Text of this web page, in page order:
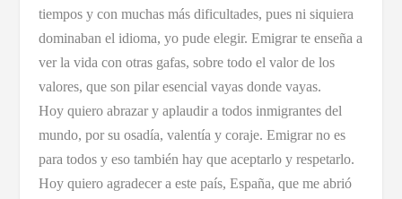
tiempos y con muchas más dificultades, pues ni siquiera
dominaban el idioma, yo pude elegir. Emigrar te enseña a
ver la vida con otras gafas, sobre todo el valor de los
valores, que son pilar esencial vayas donde vayas.
Hoy quiero abrazar y aplaudir a todos inmigrantes del
mundo, por su osadía, valentía y coraje. Emigrar no es
para todos y eso también hay que aceptarlo y respetarlo.
Hoy quiero agradecer a este país, España, que me abrió